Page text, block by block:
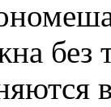
без